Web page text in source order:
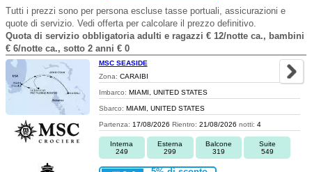
Tutti i prezzi sono per persona escluse tasse portuali, assicurazioni e
quote di servizio. Vedi offerta per calcolare il prezzo definitivo.
Quota di servizio obbligatoria adulti e ragazzi € 12/notte ca., bambini
€ 6/notte ca., sotto 2 anni € 0
MSC SEASIDE
Zona: CARAIBI
Imbarco: MIAMI, UNITED STATES
Sbarco: MIAMI, UNITED STATES
Partenza: 17/08/2026 Rientro: 21/08/2026 notti: 4
Interna
249
Esterna
299
Balcone
319
Suite
549